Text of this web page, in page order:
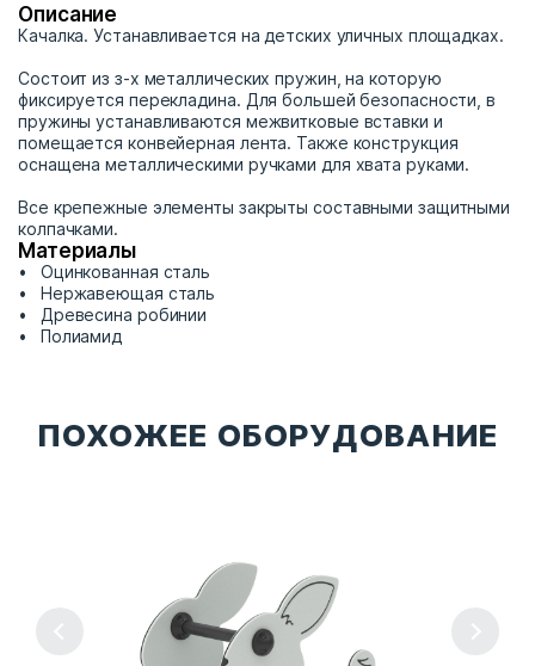
Описание
Качалка. Устанавливается на детских уличных площадках.
Состоит из з-х металлических пружин, на которую
фиксируется перекладина. Для большей безопасности, в
пружины устанавливаются межвитковые вставки и
помещается конвейерная лента. Также конструкция
оснащена металлическими ручками для хвата руками.
Все крепежные элементы закрыты составными защитными
колпачками.
Материалы
Оцинкованная сталь
Нержавеющая сталь
Древесина робинии
Полиамид
ПОХОЖЕЕ ОБОРУДОВАНИЕ